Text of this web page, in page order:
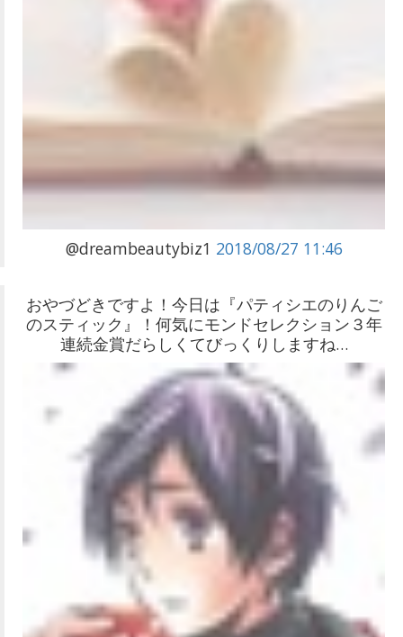
@dreambeautybiz1 2018/08/27 11:46
おやづどきですよ！今日は『パティシエのりんご
のスティック』！何気にモンドセレクション３年
連続金賞だらしくてびっくりしますね…